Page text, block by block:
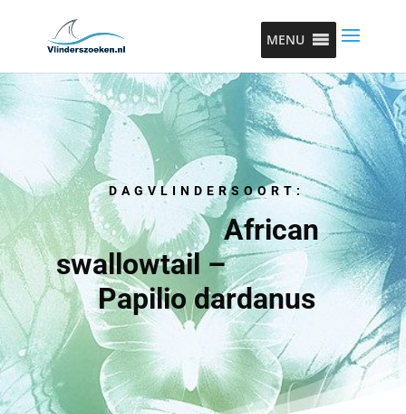
MENU
DAGVLINDERSOORT:
African
swallowtail –
Papilio dardanus